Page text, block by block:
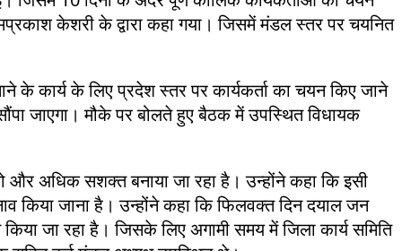
केशरी के द्वारा कहा गया। जिसमें मंडल स्तर पर चयनित
के कार्य के लिए प्रदेश स्तर पर कार्यकर्ता का चयन किए जाने
जाएगा। मौके पर बोलते हुए बैठक में उपस्थित विधायक
अधिक सशक्त बनाया जा रहा है। उन्होंने कहा कि इसी
किया जाना है। उन्होंने कहा कि फिलवक्त दिन दयाल जन
जा रहा है। जिसके लिए अगामी समय में जिला कार्य समिति